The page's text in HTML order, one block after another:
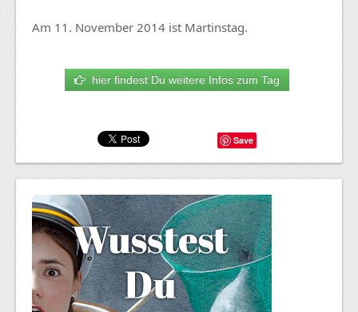
Am 11. November 2014 ist Martinstag.
hier findest Du weitere Infos zum Tag
Save